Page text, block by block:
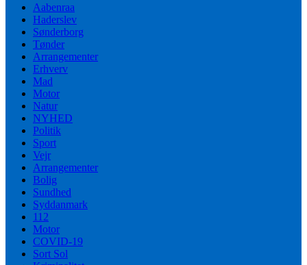
Aabenraa
Haderslev
Sønderborg
Tønder
Arrangementer
Erhverv
Mad
Motor
Natur
NYHED
Politik
Sport
Vejr
Arrangementer
Bolig
Sundhed
Syddanmark
112
Motor
COVID-19
Sort Sol